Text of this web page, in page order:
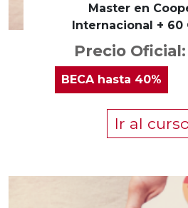
Master en
Internacional + 60
Precio
BECAhasta 40%
Ir al